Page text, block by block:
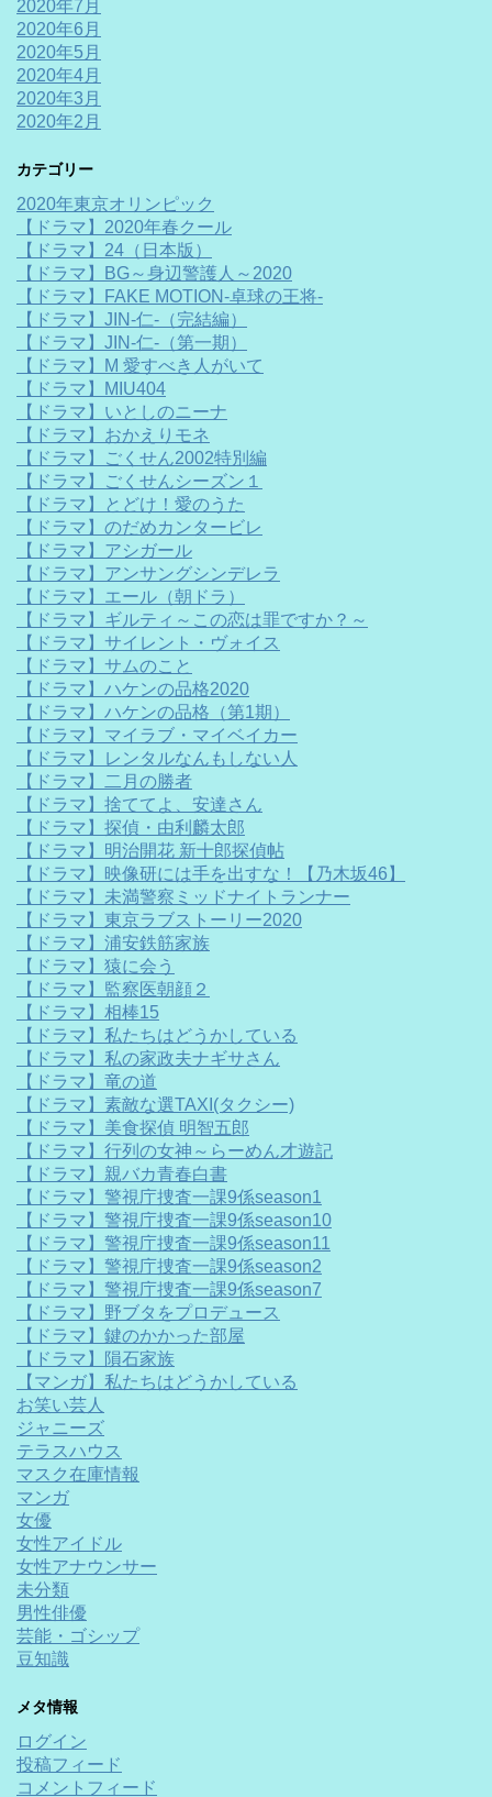
2020年7月
2020年6月
2020年5月
2020年4月
2020年3月
2020年2月
カテゴリー
2020年東京オリンピック
【ドラマ】2020年春クール
【ドラマ】24（日本版）
【ドラマ】BG～身辺警護人～2020
【ドラマ】FAKE MOTION-卓球の王将-
【ドラマ】JIN-仁-（完結編）
【ドラマ】JIN-仁-（第一期）
【ドラマ】M 愛すべき人がいて
【ドラマ】MIU404
【ドラマ】いとしのニーナ
【ドラマ】おかえりモネ
【ドラマ】ごくせん2002特別編
【ドラマ】ごくせんシーズン１
【ドラマ】とどけ！愛のうた
【ドラマ】のだめカンタービレ
【ドラマ】アシガール
【ドラマ】アンサングシンデレラ
【ドラマ】エール（朝ドラ）
【ドラマ】ギルティ～この恋は罪ですか？～
【ドラマ】サイレント・ヴォイス
【ドラマ】サムのこと
【ドラマ】ハケンの品格2020
【ドラマ】ハケンの品格（第1期）
【ドラマ】マイラブ・マイベイカー
【ドラマ】レンタルなんもしない人
【ドラマ】二月の勝者
【ドラマ】捨ててよ、安達さん
【ドラマ】探偵・由利麟太郎
【ドラマ】明治開花 新十郎探偵帖
【ドラマ】映像研には手を出すな！【乃木坂46】
【ドラマ】未満警察ミッドナイトランナー
【ドラマ】東京ラブストーリー2020
【ドラマ】浦安鉄筋家族
【ドラマ】猿に会う
【ドラマ】監察医朝顔２
【ドラマ】相棒15
【ドラマ】私たちはどうかしている
【ドラマ】私の家政夫ナギサさん
【ドラマ】竜の道
【ドラマ】素敵な選TAXI(タクシー)
【ドラマ】美食探偵 明智五郎
【ドラマ】行列の女神～らーめん才遊記
【ドラマ】親バカ青春白書
【ドラマ】警視庁捜査一課9係season1
【ドラマ】警視庁捜査一課9係season10
【ドラマ】警視庁捜査一課9係season11
【ドラマ】警視庁捜査一課9係season2
【ドラマ】警視庁捜査一課9係season7
【ドラマ】野ブタをプロデュース
【ドラマ】鍵のかかった部屋
【ドラマ】隕石家族
【マンガ】私たちはどうかしている
お笑い芸人
ジャニーズ
テラスハウス
マスク在庫情報
マンガ
女優
女性アイドル
女性アナウンサー
未分類
男性俳優
芸能・ゴシップ
豆知識
メタ情報
ログイン
投稿フィード
コメントフィード